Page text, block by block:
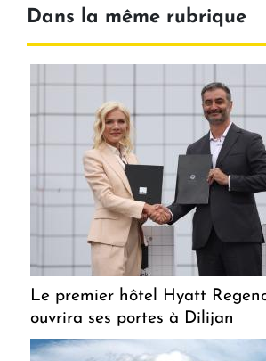
Dans la même rubrique
Le premier hôtel Hyatt
ouvrira ses portes à Dilijan